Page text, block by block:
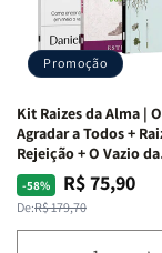
Promoção
Kit Raizes da Alma |
Agradar a Todos +
Rejeição + O Vazio da
Insatisfação.
-58%
Preço
normal
De:R$ 179,70
Preço
promocional
R$ 75,90